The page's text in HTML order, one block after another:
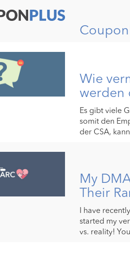
Wie
werden
Es gibt viele
somit den
der CSA,
My
Their
I have
started my
vs. reality!